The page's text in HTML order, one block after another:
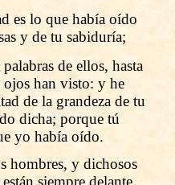
es lo que había oído
y de tu sabiduría;
de ellos, hasta
han visto: y he
de la grandeza de tu
dicha; porque tú
yo había oído.
hombres, y dichosos
siempre delante